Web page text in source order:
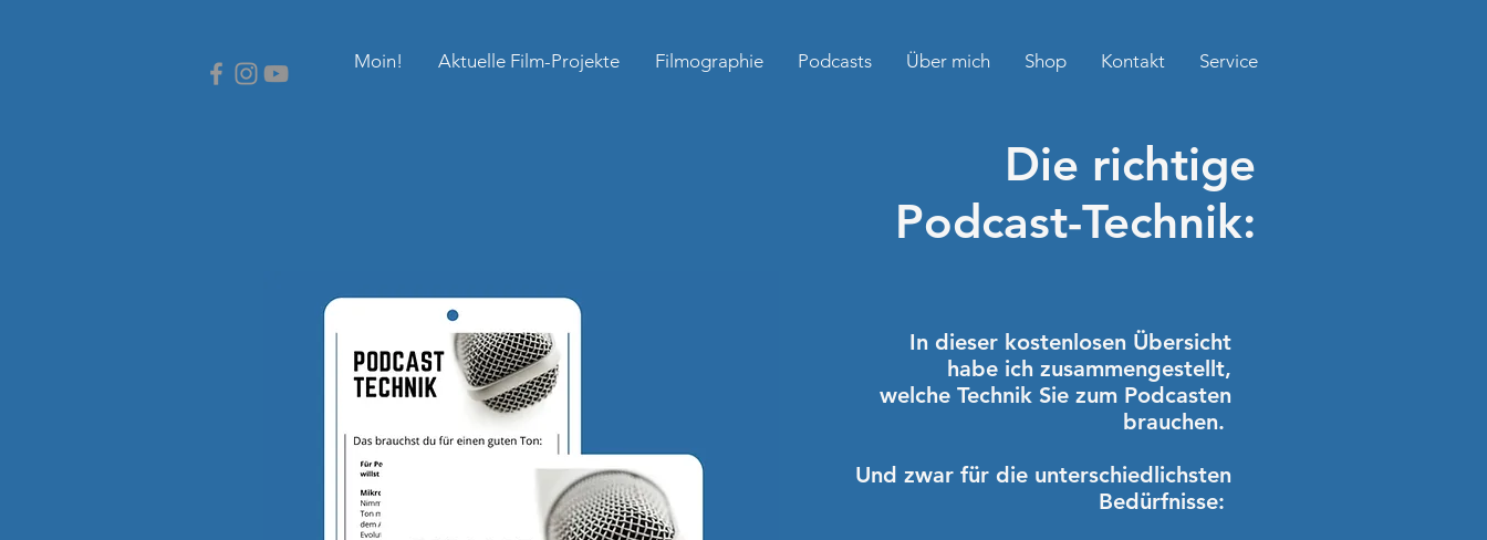
Moin! Aktuelle Film-Projekte Filmographie Podcasts Über mich Shop Kontakt Service
Die richtige
Podcast-Technik:
In dieser kostenlosen Übersicht
habe ich zusammengestellt,
welche Technik Sie zum Podcasten
brauchen.
Und zwar für die unterschiedlichsten
Bedürfnisse: